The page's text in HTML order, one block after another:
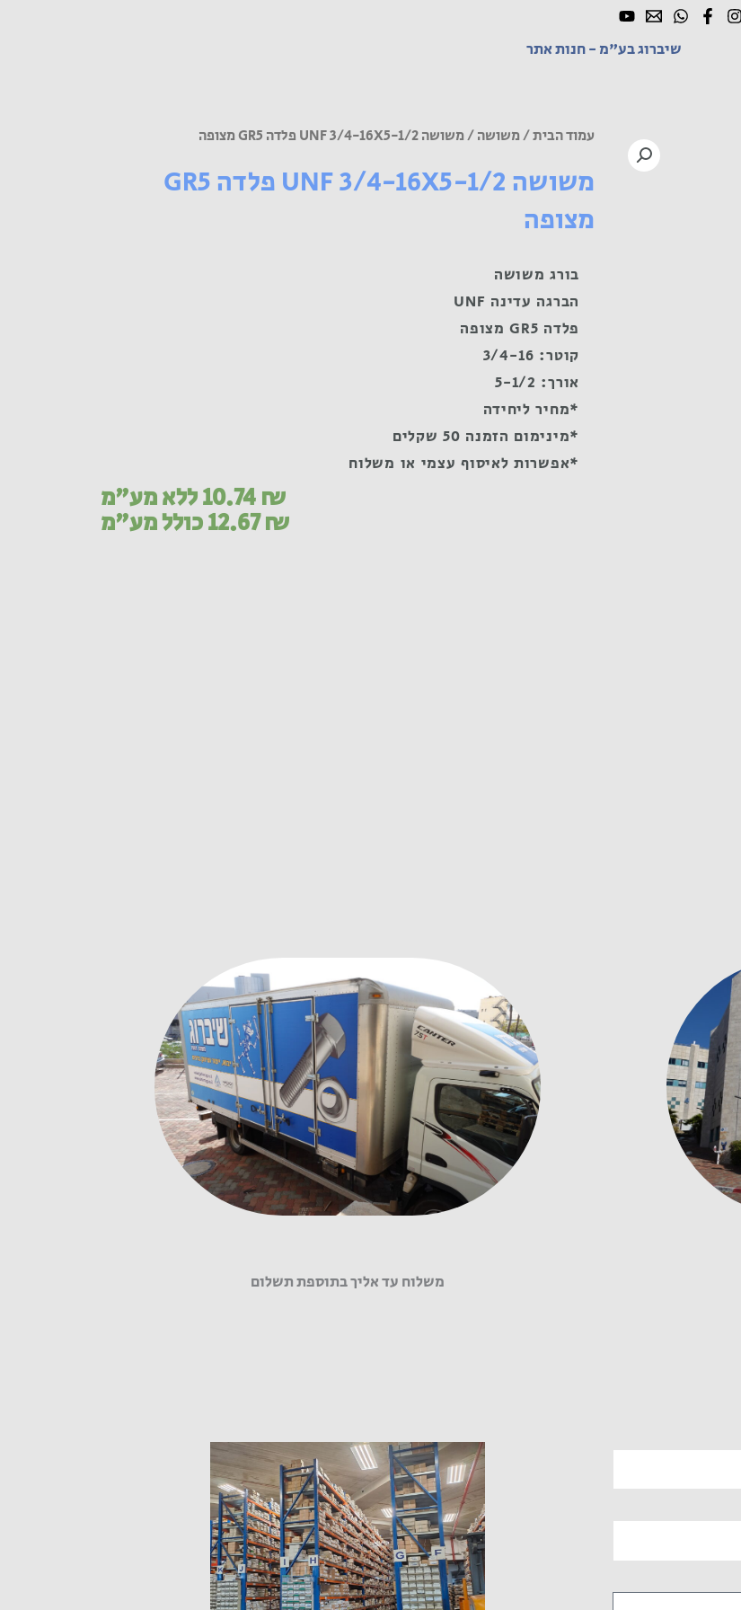
שיברוג בע"מ - חנות אתר
עמוד הבית/משושה/ משושה UNF 3/4-16X5-1/2 פלדה GR5 מצופה
משושה UNF 3/4-16X5-1/2 פלדה GR5
מצופה
בורג משושה
הברגה עדינה UNF
פלדה GR5 מצופה
קוטר: 3/4-16
אורך: 5-1/2
*מחיר ליחידה
*מינימום הזמנה 50 שקלים
*אפשרות לאיסוף עצמי או משלוח
10.74₪ ללא מע"מ
12.67₪ כולל מע"מ
משלוח עד אליך בתוספת תשלום